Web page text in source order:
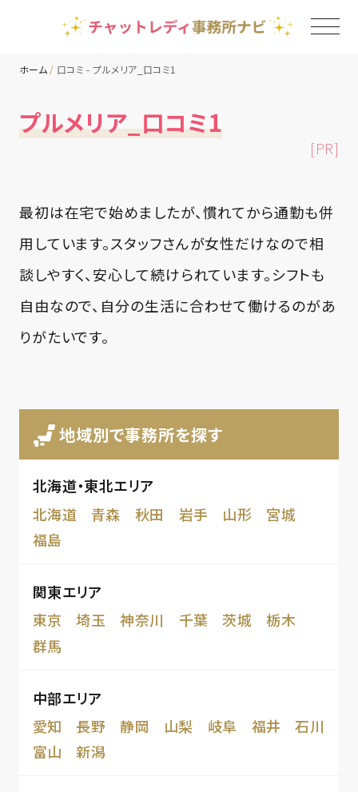
地域別ランキング
コラム
ホーム 口コミ - プルメリア_口コミ1
プルメリア_口コミ1
[PR]
最初は在宅で始めましたが、慣れてから通勤も併
用しています。スタッフさんが女性だけなので相
談しやすく、安心して続けられています。シフトも
自由なので、自分の生活に合わせて働けるのがあ
りがたいです。
地域別で事務所を探す
北海道・東北エリア
北海道
青森 秋田 岩手 山形
宮城
福島
関東エリア
東京
埼玉 神奈川 千葉 茨城
栃木
群馬
中部エリア
愛知
長野 静岡 山梨 岐阜 福井
石川
富山
新潟